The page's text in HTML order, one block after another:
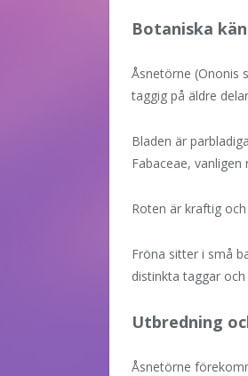
Botaniska
Åsnetörne (Ononis
taggig på äldre
Bladen är
Fabaceae,
Roten är kraftig
Fröna sitter i små
distinkta taggar
Utbredning
Åsnetörne